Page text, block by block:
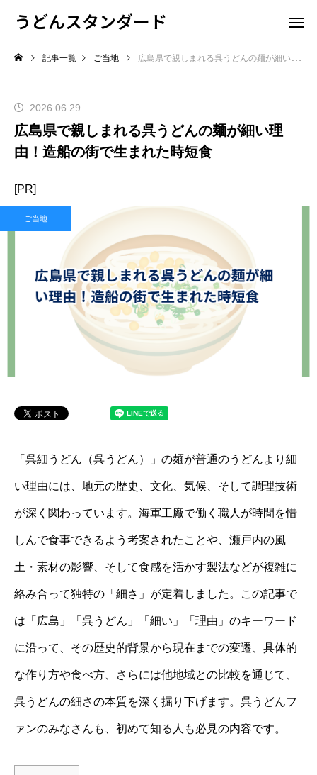
うどんスタンダード
記事一覧 ご当地 広島県で親しまれる呉うどんの麺が細い理由！造船の街で生まれた時短食
2026.06.29
広島県で親しまれる呉うどんの麺が細い理
由！造船の街で生まれた時短食
[PR]
ご当地
「呉細うどん（呉うどん）」の麺が普通のうどんより細
い理由には、地元の歴史、文化、気候、そして調理技術
が深く関わっています。海軍工廠で働く職人が時間を惜
しんで食事できるよう考案されたことや、瀬戸内の風
土・素材の影響、そして食感を活かす製法などが複雑に
絡み合って独特の「細さ」が定着しました。この記事で
は「広島」「呉うどん」「細い」「理由」のキーワード
に沿って、その歴史的背景から現在までの変遷、具体的
な作り方や食べ方、さらには他地域との比較を通じて、
呉うどんの細さの本質を深く掘り下げます。呉うどんフ
ァンのみなさんも、初めて知る人も必見の内容です。